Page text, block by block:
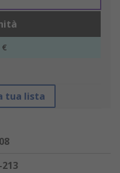
€
tua lista